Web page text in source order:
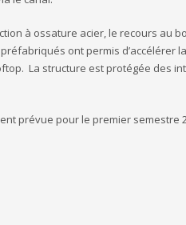
à ossature acier, le recours au
ont permis d’accélérer
La structure est protégée des
prévue pour le premier semestre